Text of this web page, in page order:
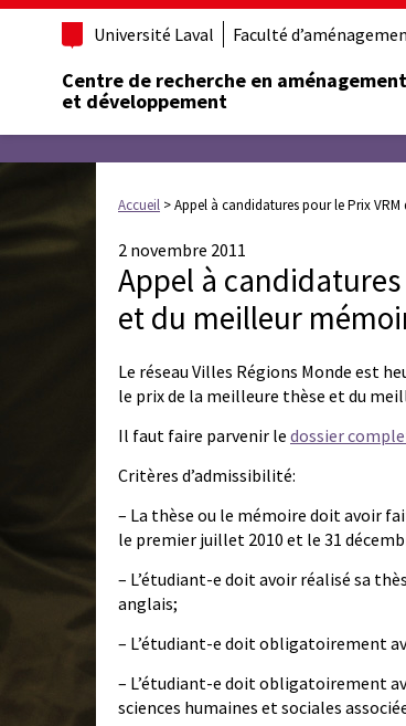
Université Laval Faculté
Centre de recherche en aménagement
et développement
Accueil >Appel à candidatures pour le Prix
2 novembre 2011
Appel à
et du meilleur
Le réseau Villes Régions Monde est
le prix de la meilleure thèse et du
Il faut faire parvenir le dossier
Critères d’admissibilité:
– La thèse ou le mémoire doit avoir
le premier juillet 2010 et le 31
– L’étudiant-e doit avoir réalisé sa
anglais;
– L’étudiant-e doit obligatoirement
– L’étudiant-e doit obligatoirement
sciences humaines et sociales